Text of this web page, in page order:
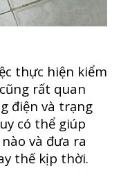
thực hiện kiểm
rất quan
điện và trạng
có thể giúp
và đưa ra
thế kịp thời.